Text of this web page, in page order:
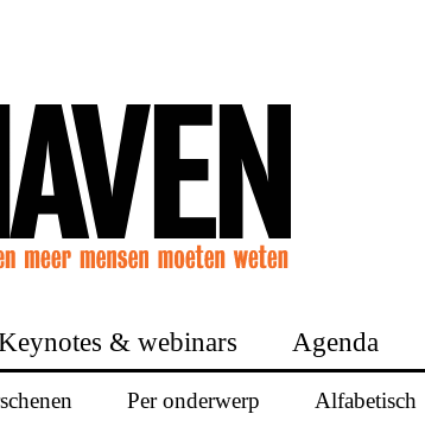
Per onderwerp Alfabetisch
& webinars Agenda